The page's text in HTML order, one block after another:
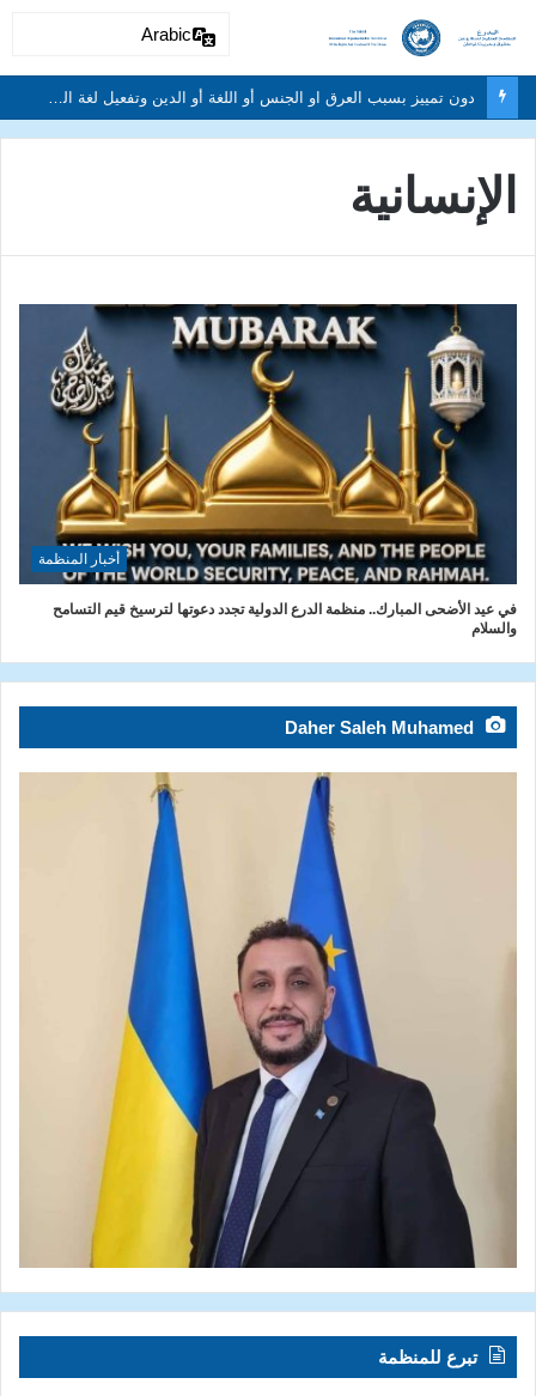
الإنسانية
أخبار المنظمة
في عيد الأضحى المبارك.. منظمة الدرع الدولية تجدد دعوتها لترسيخ قيم التسامح
والسلام
Daher Saleh Muhamed
تبرع للمنظمة
Arabic